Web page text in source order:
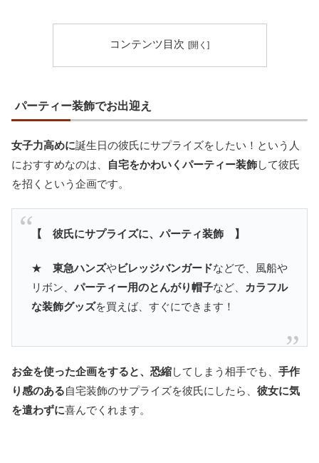
コンテンツ目次
パーティー装飾でお出迎え
女子力高めに誕生日の彼氏にサプライズをしたい！という人
におすすめなのは、
自宅をかわいくパーティー装飾して彼氏
を招くという企画です。
【 彼氏にサプライズに、パーティ装飾 】
★ 東急ハンズやビレッジバンガードなどで、風船や
リボン、 パーティー用のとんがり帽子など、
カラフル
な装飾グッズを買えば、すぐにできます！
お金を使った企画をすると、恐縮してしまう相手でも、 手作
り感のある自宅装飾のサプライズを彼氏にしたら、 彼女に気
を遣わずに喜んでくれます。